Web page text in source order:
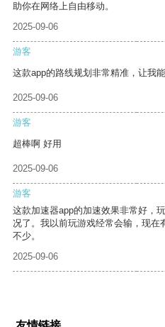
助你在网络上自由移动。
2025-09-06
游客
这款app的路线规划非常精准，让我
2025-09-06
游客
超棒啊 好用
2025-09-06
游客
这款加速器app的加速效果非常好，
况了。我以前玩游戏经常会输，现在
不少。
2025-09-06